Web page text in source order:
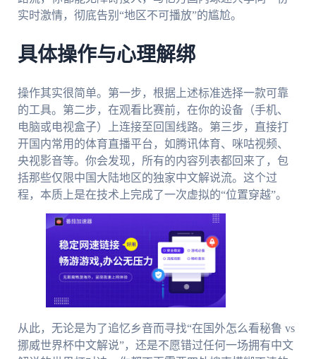
实时激情，彻底告别“地区不可播放”的尴尬。
具体操作与心理解绑
操作其实很简单。第一步，根据上述标准选择一款可靠
的工具。第二步，在观看比赛前，在你的设备（手机、
电脑或电视盒子）上连接至回国线路。第三步，直接打
开国内常用的体育直播平台，如腾讯体育、咪咕视频、
央视影音等。你会发现，所有的内容列表都回来了，包
括那些仅限中国大陆地区的独家中文解说流。这个过
程，本质上是在技术上完成了一次虚拟的“位置穿越”。
从此，无论是为了追忆乡音而寻找“在国外怎么看秘鲁 vs
挪威世界杯中文解说”，还是不愿错过任何一场拥有中文